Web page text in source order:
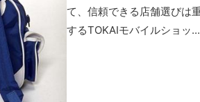
て、信頼できる店舗選びは
するTOKAIモバイルショッ...